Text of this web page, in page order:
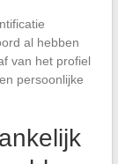
al hebben
van het profiel
persoonlijke